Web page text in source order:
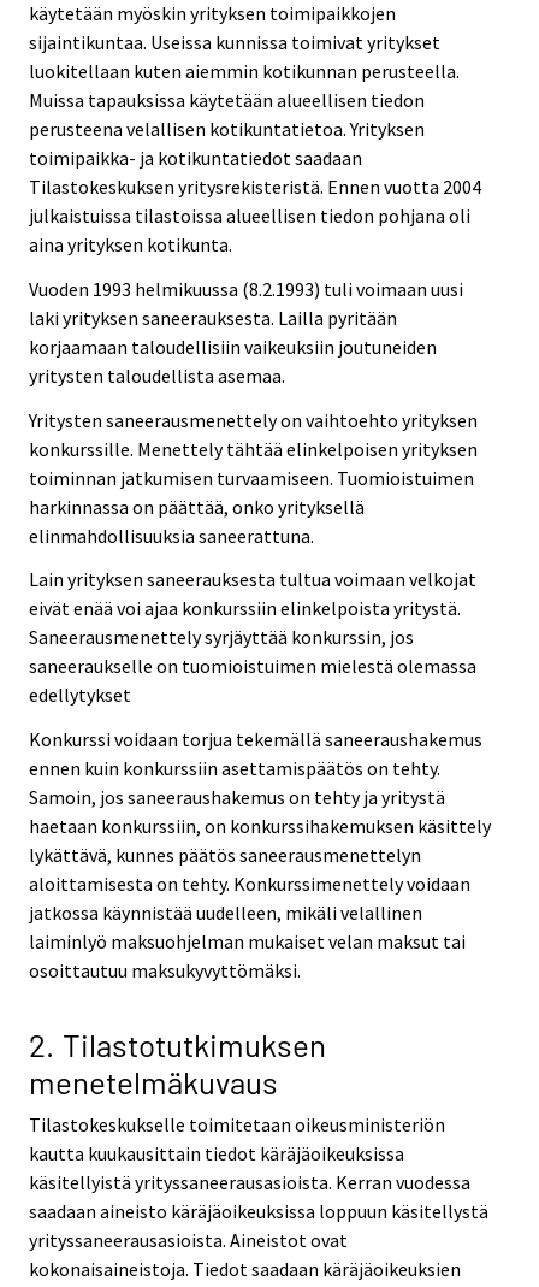
käytetään myöskin yrityksen toimipaikkojen
sijaintikuntaa. Useissa kunnissa toimivat yritykset
luokitellaan kuten aiemmin kotikunnan perusteella.
Muissa tapauksissa käytetään alueellisen tiedon
perusteena velallisen kotikuntatietoa. Yrityksen
toimipaikka- ja kotikuntatiedot saadaan
Tilastokeskuksen yritysrekisteristä. Ennen vuotta 2004
julkaistuissa tilastoissa alueellisen tiedon pohjana oli
aina yrityksen kotikunta.
Vuoden 1993 helmikuussa (8.2.1993) tuli voimaan uusi
laki yrityksen saneerauksesta. Lailla pyritään
korjaamaan taloudellisiin vaikeuksiin joutuneiden
yritysten taloudellista asemaa.
Yritysten saneerausmenettely on vaihtoehto yrityksen
konkurssille. Menettely tähtää elinkelpoisen yrityksen
toiminnan jatkumisen turvaamiseen. Tuomioistuimen
harkinnassa on päättää, onko yrityksellä
elinmahdollisuuksia saneerattuna.
Lain yrityksen saneerauksesta tultua voimaan velkojat
eivät enää voi ajaa konkurssiin elinkelpoista yritystä.
Saneerausmenettely syrjäyttää konkurssin, jos
saneeraukselle on tuomioistuimen mielestä olemassa
edellytykset
Konkurssi voidaan torjua tekemällä saneeraushakemus
ennen kuin konkurssiin asettamispäätös on tehty.
Samoin, jos saneeraushakemus on tehty ja yritystä
haetaan konkurssiin, on konkurssihakemuksen käsittely
lykättävä, kunnes päätös saneerausmenettelyn
aloittamisesta on tehty. Konkurssimenettely voidaan
jatkossa käynnistää uudelleen, mikäli velallinen
laiminlyö maksuohjelman mukaiset velan maksut tai
osoittautuu maksukyvyttömäksi.
2. Tilastotutkimuksen
menetelmäkuvaus
Tilastokeskukselle toimitetaan oikeusministeriön
kautta kuukausittain tiedot käräjäoikeuksissa
käsitellyistä yrityssaneerausasioista. Kerran vuodessa
saadaan aineisto käräjäoikeuksissa loppuun käsitellystä
yrityssaneerausasioista. Aineistot ovat
kokonaisaineistoja. Tiedot saadaan käräjäoikeuksien